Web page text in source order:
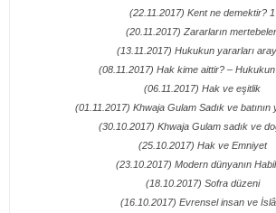
(22.11.2017) Kent ne demektir? 1
(20.11.2017) Zararların
(13.11.2017) Hukukun yararları
(08.11.2017) Hak kime aittir? –
(06.11.2017) Hak ve eşitlik
(01.11.2017) Khwaja Gulam Sadık ve batının
(30.10.2017) Khwaja Gulam sadık ve
(25.10.2017) Hak ve Emniyet
(23.10.2017) Modern dünyanın
(18.10.2017) Sofra düzeni
(16.10.2017) Evrensel insan ve